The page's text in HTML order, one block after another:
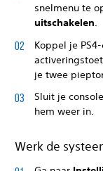
snelmenu te
uitschakelen.
Koppel je
je twee
Sluit je
hem weer in.
Werk de